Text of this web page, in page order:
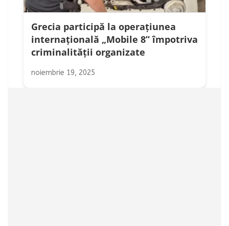
Grecia participă la operațiunea
internațională „Mobile 8” împotriva
criminalității organizate
noiembrie 19, 2025